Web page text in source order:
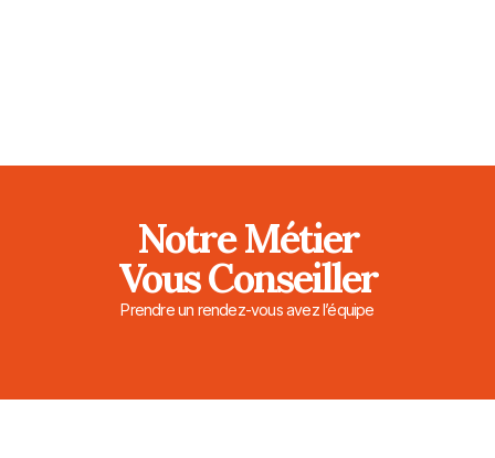
Notre Métier
Vous Conseiller
Prendre un rendez-vous avez l’équipe